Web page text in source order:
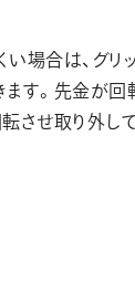
場合は、グリ
す。先金が回
させ取り外し